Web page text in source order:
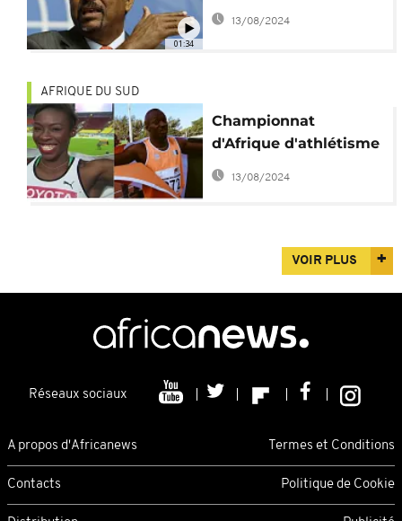
01:34
13/08/2024
AFRIQUE DU SUD
Championnat
d'Afrique d'athlétisme
: les Ivoiriens Murielle
Ahouré et Méité Ben
13/08/2024
VOIR PLUS
Réseaux sociaux
A propos d'Africanews Termes et Conditions
Contacts Politique de Cookie